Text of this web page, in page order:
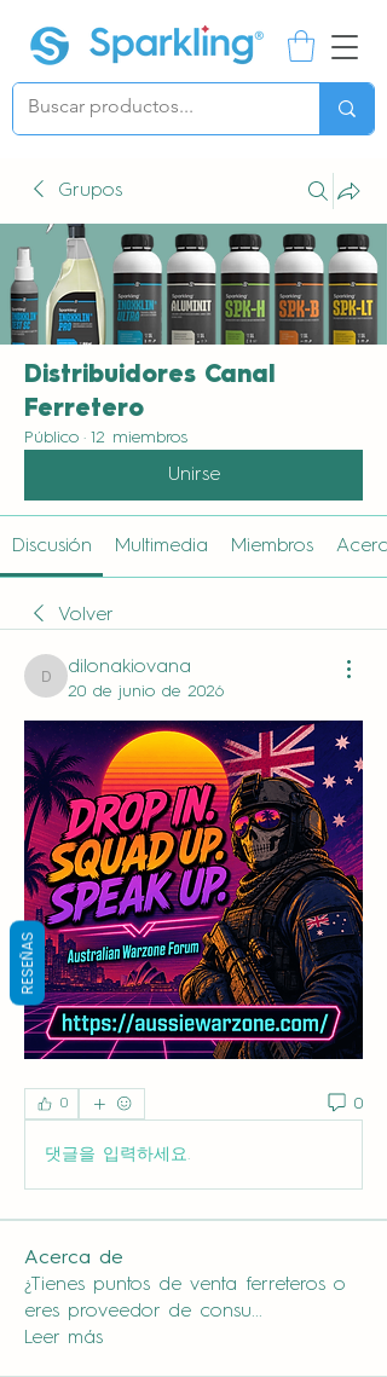
Grupos
Distribuidores Canal
Ferretero
Público · 12 miembros
Unirse
Discusión Multimedia Miembros
Volver
dilonakiovana
dilonakiovana
20 de junio de 2026
0 0
댓글을 입력하세요.
Acerca de
¿Tienes puntos de venta ferreteros o
eres proveedor de consu...
Leer más
RESEÑAS